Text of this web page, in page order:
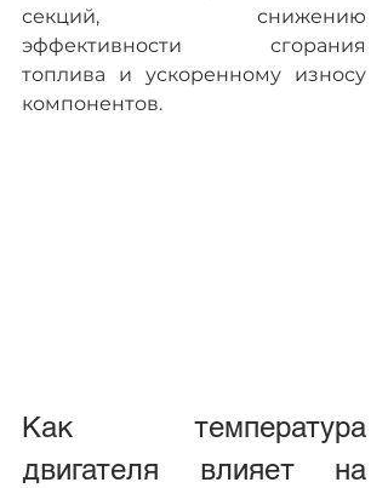
секций, снижению
эффективности сгорания
топлива и ускоренному износу
компонентов.
Как температура
двигателя влияет на